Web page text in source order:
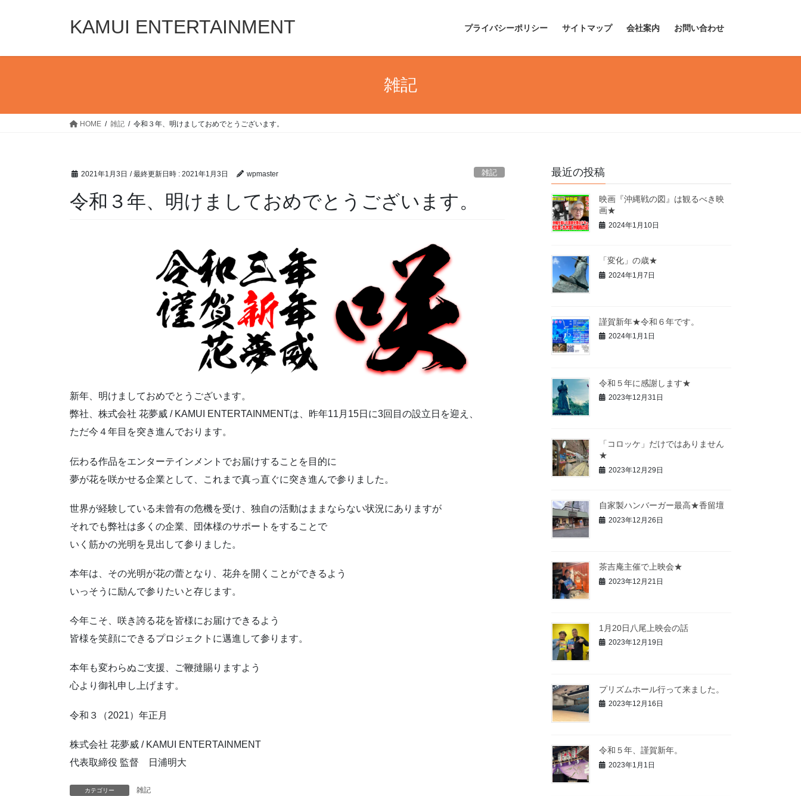
KAMUI ENTERTAINMENT プライバシーポリシー サイトマップ 会社案内 お問い合わせ
雑記
HOME 雑記 令和３年、明けましておめでとうございます。
2021年1月3日 / 最終更新日時 : 2021年1月3日 wpmaster 雑記
令和３年、明けましておめでとうございます。
新年、明けましておめでとうございます。
弊社、株式会社 花夢威 / KAMUI ENTERTAINMENTは、昨年11月15日に3回目の設立日を迎え、
ただ今４年目を突き進んでおります。
伝わる作品をエンターテインメントでお届けすることを目的に
夢が花を咲かせる企業として、これまで真っ直ぐに突き進んで参りました。
世界が経験している未曾有の危機を受け、独自の活動はままならない状況にありますが
それでも弊社は多くの企業、団体様のサポートをすることで
いく筋かの光明を見出して参りました。
本年は、その光明が花の蕾となり、花弁を開くことができるよう
いっそうに励んで参りたいと存じます。
今年こそ、咲き誇る花を皆様にお届けできるよう
皆様を笑顔にできるプロジェクトに邁進して参ります。
本年も変わらぬご支援、ご鞭撻賜りますよう
心より御礼申し上げます。
令和３（2021）年正月
株式会社 花夢威 / KAMUI ENTERTAINMENT
代表取締役 監督 日浦明大
カテゴリー 雑記
最近の投稿
映画『沖縄戦の図』は観るべき映
画★
2024年1月10日
「変化」の歳★
2024年1月7日
謹賀新年★令和６年です。
2024年1月1日
令和５年に感謝します★
2023年12月31日
「コロッケ」だけではありません
★
2023年12月29日
自家製ハンバーガー最高★香留壇
2023年12月26日
茶吉庵主催で上映会★
2023年12月21日
1月20日八尾上映会の話
2023年12月19日
プリズムホール行って来ました。
2023年12月16日
令和５年、謹賀新年。
2023年1月1日